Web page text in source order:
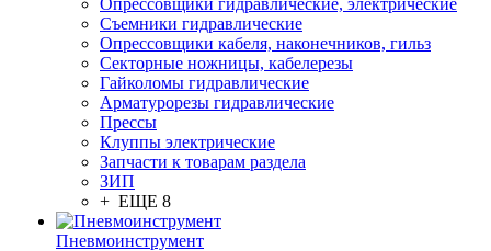
Опрессовщики гидравлические, электрические
Съемники гидравлические
Опрессовщики кабеля, наконечников, гильз
Секторные ножницы, кабелерезы
Гайколомы гидравлические
Арматурорезы гидравлические
Прессы
Клуппы электрические
Запчасти к товарам раздела
ЗИП
+ ЕЩЕ 8
Пневмоинструмент